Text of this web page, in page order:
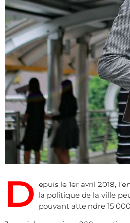
D epuis le 1er avril 2018,
la politique de la ville
pouvant atteindre 15